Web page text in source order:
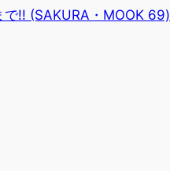
!! (SAKURA・MOOK 69)